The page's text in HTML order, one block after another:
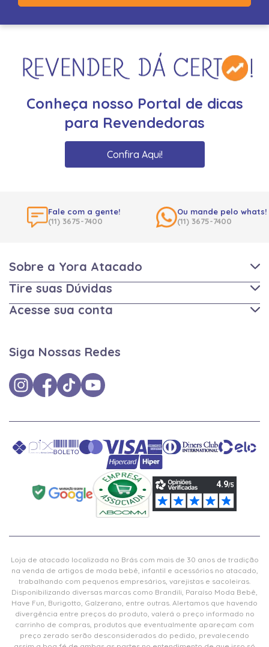
Conheça nosso Portal de dicas
para Revendedoras
Confira Aqui!
Fale com a gente!
(11) 3675-7400
Ou mande pelo whats!
(11) 3675-7400
Sobre a Yora Atacado
Tire suas Dúvidas
Acesse sua conta
Siga Nossas Redes
Loja de atacado localizada no Brás com mais de 30 anos de tradição
na venda de artigos de moda bebê, infantil e acessórios no atacado,
trabalhando com pequenos empresários, varejistas e sacoleiras.
Disponibilizando diversas marcas como Brandili, Paraíso Moda Bebê,
Have Fun, Burigotto, Galzerano, entre outras. Alertamos que havendo
divergência entre preços do produto, valerá o preço informado no
carrinho de compras, produtos que eventualmente apareçam com
preço zerado serão desconsiderados do pedido, prevalecendo